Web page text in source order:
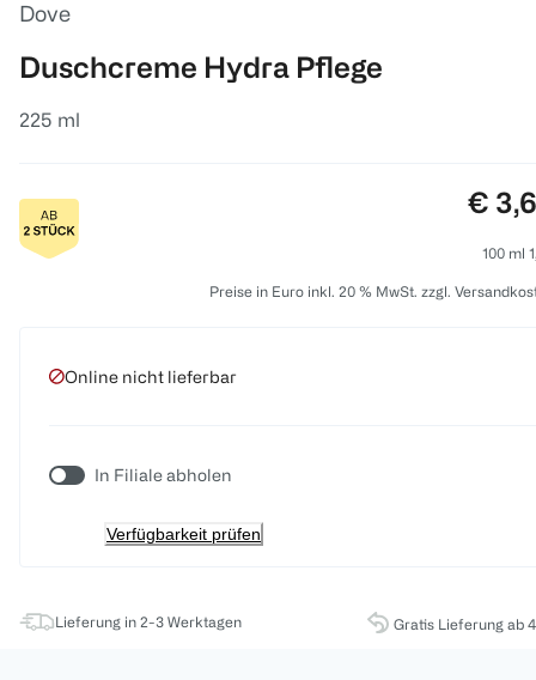
Dove
Duschcreme Hydra Pflege
225 ml
€
100 ml
Preise in Euro inkl. 20 % MwSt. zzgl.
Online nicht lieferbar
In Filiale abholen
Verfügbarkeit prüfen
Lieferung in 2-3 Werktagen Gratis Lieferung ab